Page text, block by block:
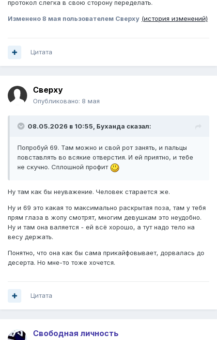
протокол слегка в свою сторону переделать.
Изменено 8 мая пользователем Сверху (история изменений)
Цитата
Сверху
Опубликовано: 8 мая
08.05.2026 в 10:55, Буханда сказал:
Попробуй 69. Там можно и свой рот занять, и пальцы
повставлять во всякие отверстия. И ей приятно, и тебе
не скучно. Сплошной профит
Ну там как бы неуважение. Человек старается же.
Ну и 69 это какая то максимально раскрытая поза, там у тебя
прям глаза в жопу смотрят, многим девушкам это неудобно.
Ну и там она валяется - ей всё хорошо, а тут надо тело на
весу держать.
Понятно, что она как бы сама прикайфовывает, дорвалась до
десерта. Но мне-то тоже хочется.
Цитата
Свободная личность